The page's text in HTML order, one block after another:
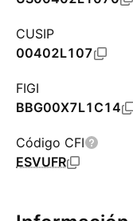
CUSIP
00402L107
FIGI
BBG00X7L1C14
Código CFI
ESVUFR